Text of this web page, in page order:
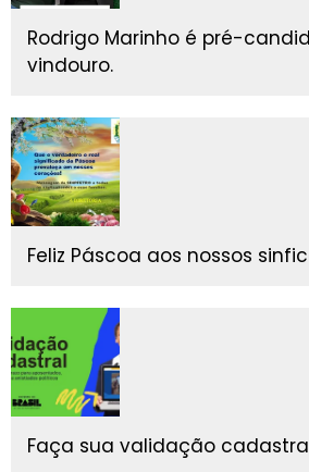
Rodrigo Marinho é pré-
vindouro.
Feliz Páscoa aos nossos
Faça sua validação